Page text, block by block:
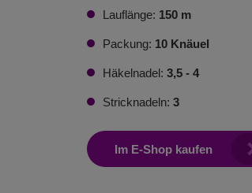
Lauflänge: 150 m
Packung: 10 Knäuel
Häkelnadel: 3,5 - 4
Stricknadeln: 3
Im E-Shop kaufen